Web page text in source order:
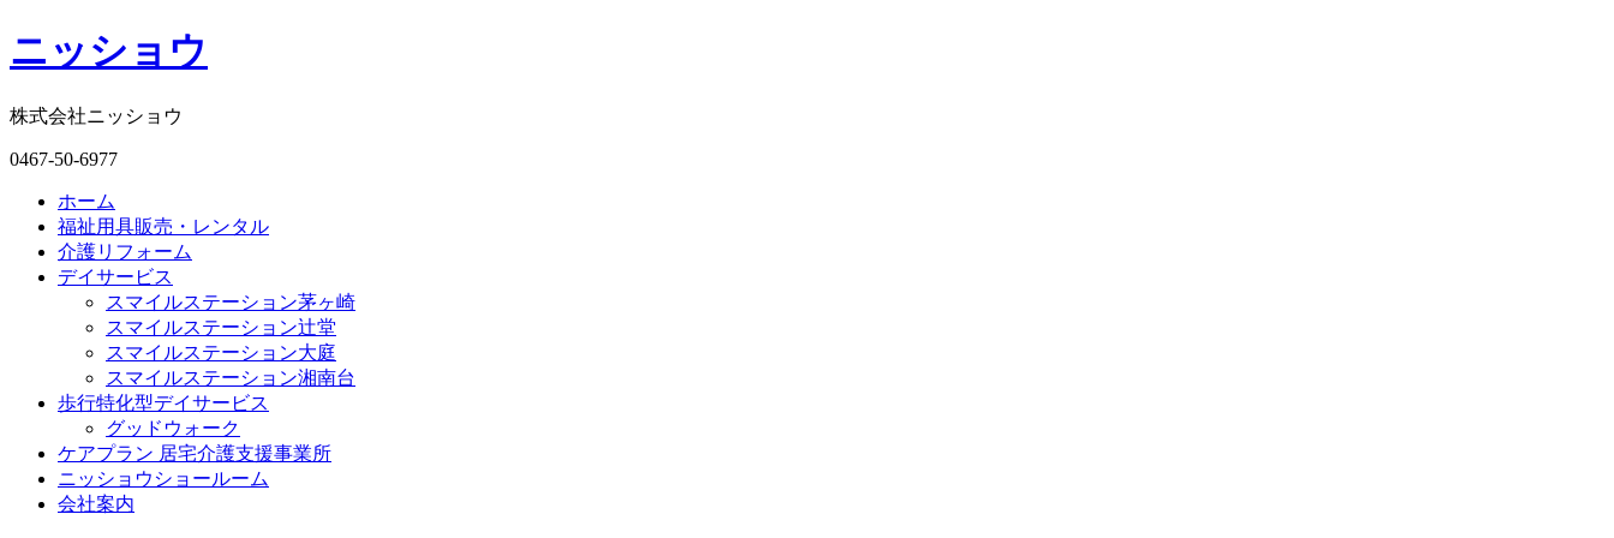
ニッショウ
株式会社ニッショウ
0467-50-6977
ホーム
福祉用具販売・レンタル
介護リフォーム
デイサービス
スマイルステーション茅ヶ崎
スマイルステーション辻堂
スマイルステーション大庭
スマイルステーション湘南台
歩行特化型デイサービス
グッドウォーク
ケアプラン 居宅介護支援事業所
ニッショウショールーム
会社案内